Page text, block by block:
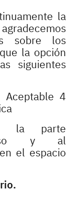
la
sobre los
la opción
siguientes
4
la parte
y al
el espacio